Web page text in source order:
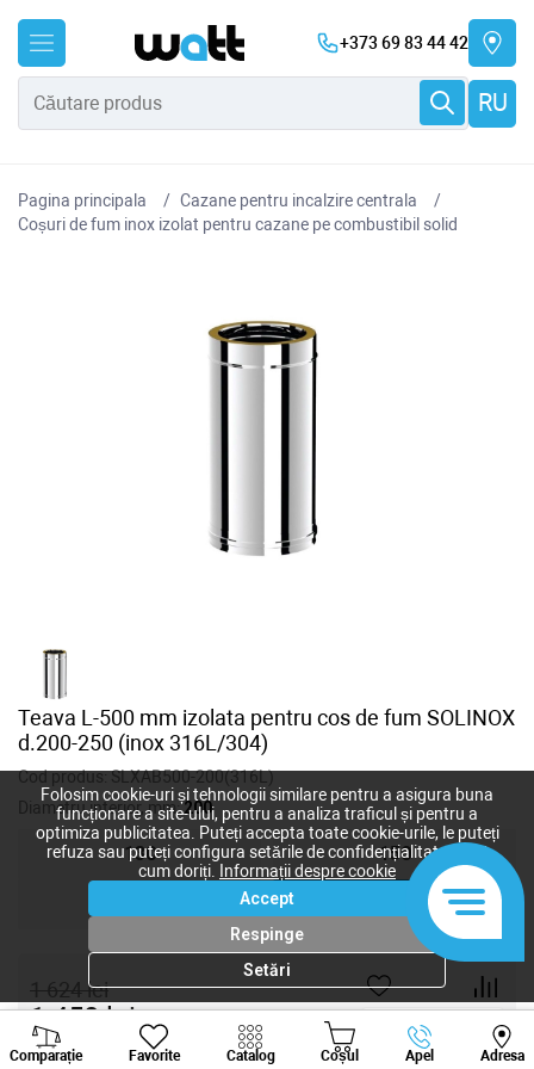
+373 69 83 44 42
RU
Pagina principala
Cazane pentru incalzire centrala
Coșuri de fum inox izolat pentru cazane pe combustibil solid
Teava L-500 mm izolata pentru cos de fum SOLINOX
d.200-250 (inox 316L/304)
Cod produs:SLXAB500-200(316L)
Diametru interior, mm:200
130 150
1 624lei
1 450lei
Comparație Favorite Catalog Coșul Apel Adresa
Viber Whatsapp
Folosim cookie-uri și tehnologii similare pentru a asigura buna
funcționare a site-ului, pentru a analiza traficul și pentru a
optimiza publicitatea. Puteți accepta toate cookie-urile, le puteți
refuza sau puteți configura setările de confidențialitate după
cum doriți.
Informații despre cookie
Accept
Respinge
Setări